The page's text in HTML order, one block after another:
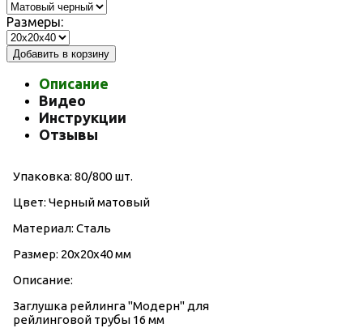
Размеры:
Добавить в корзину
Описание
Видео
Инструкции
Отзывы
Упаковка: 80/800 шт.
Цвет: Черный матовый
Материал: Сталь
Размер: 20х20х40 мм
Описание:
Заглушка рейлинга "Модерн" для
рейлинговой трубы 16 мм